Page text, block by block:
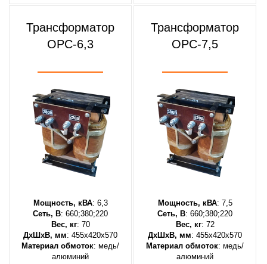
Трансформатор
ОРС-6,3
Мощность, кВА: 6,3
Сеть, В: 660;380;220
Вес, кг: 70
ДхШхВ, мм: 455х420х570
Материал обмоток: медь/
алюминий
Трансформатор
ОРС-7,5
Мощность, кВА: 7,5
Сеть, В: 660;380;220
Вес, кг: 72
ДхШхВ, мм: 455х420х570
Материал обмоток: медь/
алюминий